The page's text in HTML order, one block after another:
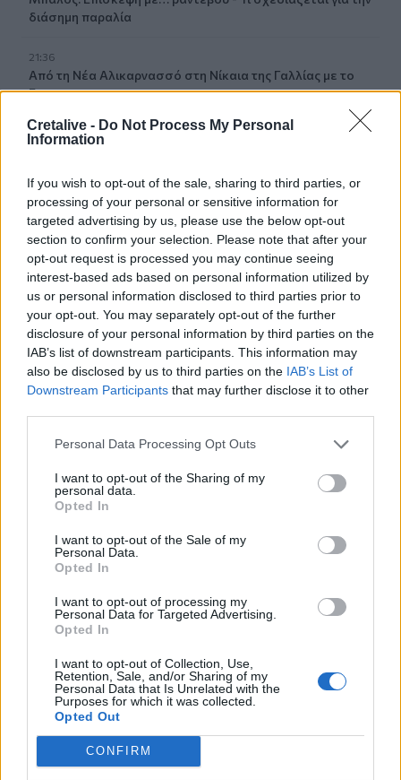
Cretalive - Do Not Process My Personal
Information
If you wish to opt-out of the sale, sharing to third parties, or
processing of your personal or sensitive information for
targeted advertising by us, please use the below opt-out
section to confirm your selection. Please note that after your
opt-out request is processed you may continue seeing
interest-based ads based on personal information utilized by
us or personal information disclosed to third parties prior to
your opt-out. You may separately opt-out of the further
disclosure of your personal information by third parties on the
IAB’s list of downstream participants. This information may
also be disclosed by us to third parties on the IAB’s List of
Downstream Participants that may further disclose it to other
Personal Data Processing Opt Outs
I want to opt-out of the Sharing of my
personal data.
Opted In
I want to opt-out of the Sale of my
Personal Data.
Opted In
I want to opt-out of processing my
Personal Data for Targeted Advertising.
Opted In
I want to opt-out of Collection, Use,
Retention, Sale, and/or Sharing of my
Personal Data that Is Unrelated with the
Purposes for which it was collected.
Opted Out
CONFIRM
διάσημη παραλία
21:36
Από τη Νέα Αλικαρνασσό στη Νίκαια της Γαλλίας με το
Erasmus+
21:30
21:25
Τραγωδία στην Αλεξανδρούπολη: Νεκρός άνδρας που
έπεσε σε πηγάδι
21:16
Ηράκλειο: Με λαμπρότητα και κατάνυξη ο εορτασμός του
Αγίου Μύρωνος
Κομοτηνή: Στο νοσοκομείο ανήλικος μετά από
κατανάλωση αλκοόλ
ΟΦΗ: Συνέχισε την προετοιμασία του ενόψει τελικού
Σούπερ Καπ
Νεκρός ανασύρθηκε 43χρονος από τη θάλασσα ανάμεσα
σε Αγκίστρι και Αίγινα
ΠΕΡΙΣΣΟΤΕΡΑ
ΣΧΕΤΙΚA AΡΘΡΑ